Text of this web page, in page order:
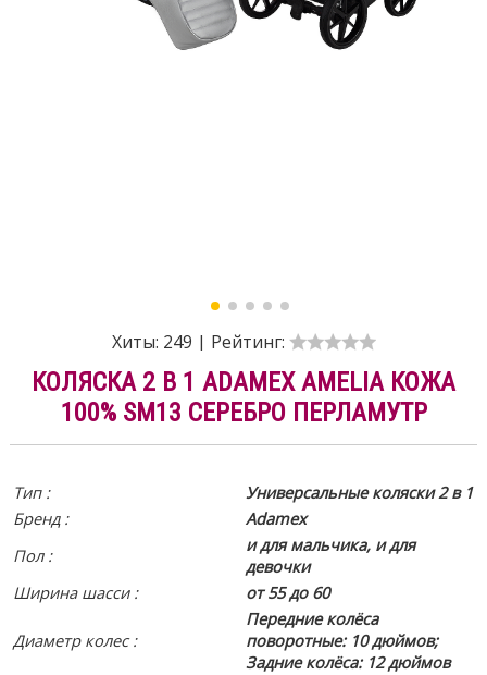
Хиты: 249 | Рейтинг:
КОЛЯСКА 2 В 1 ADAMEX AMELIA КОЖА
100% SM13 СЕРЕБРО ПЕРЛАМУТР
Тип :
Универсальные коляски 2 в 1
Бренд :
Adamex
Пол :
и для мальчика, и для
девочки
Ширина шасси :
от 55 до 60
Диаметр колес :
Передние колёса
поворотные: 10 дюймов;
Задние колёса: 12 дюймов